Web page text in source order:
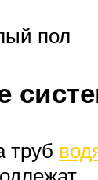
пол
труб